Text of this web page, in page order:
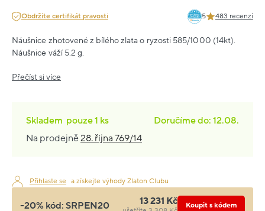
Obdržíte certifikát pravosti 5 483 recenzí
Náušnice zhotovené z bílého zlata o ryzosti 585/1000 (14kt).
Náušnice váží 5.2 g.
Přečíst si více
Skladem pouze1 ks
Doručíme do: 12.08.
Na prodejně28. října 769/14
Přihlaste se a získejte výhody Zlaton Clubu
-20% kód: SRPEN20 13 231 Kč Koupit s kódem